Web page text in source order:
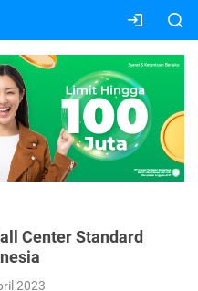
Center Standard
2023